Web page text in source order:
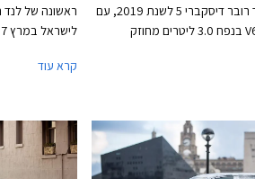
גרסה חדשה ללנד רובר דיסקברי 5 לשנת 2019, עם
מנוע טורבו דיזל V6 בנפח 3.0 ליטרים מחוזק
ראשונה של לנד
היחידה
לטובת כונסי
היוצרים מראה
המרובע של
קרא עוד